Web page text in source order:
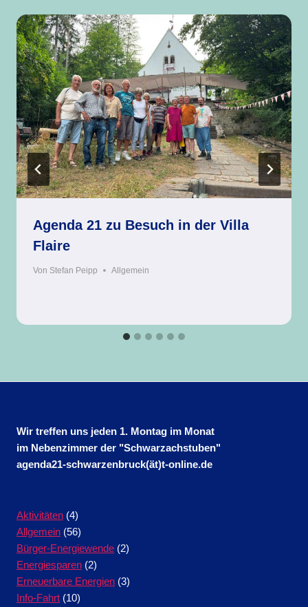
Agenda 21 zu Besuch in der Villa
Flaire
Von Stefan Peipp Allgemein
Wir treffen uns jeden 1. Montag im Monat
im Nebenzimmer der "Schwarzachstuben"
agenda21-schwarzenbruck(ät)t-online.de
Aktivitäten (4)
Allgemein (56)
Bürger-Energiewende (2)
Energiesparen (2)
Erneuerbare Energien (3)
Info-Fahrt (10)